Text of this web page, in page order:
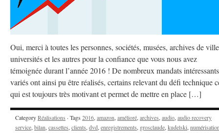
Oui, merci à toutes les personnes, sociétés, musées, archives de
universités et les autres pour la confiance que vous nous avez
témoignée durant l’année 2016 ! De nombreux mandats
variés ont ainsi pu être réalisés, certains relevant du défi technique
qui est toujours très motivant et permet de mettre en place […]
CategoryRéalisations · Tags 2016, amazon, amélioré, archives, audio, audio recovery
service, bilan, cassettes, clients, dvd, enregistrements, grosclaude, kudelski,